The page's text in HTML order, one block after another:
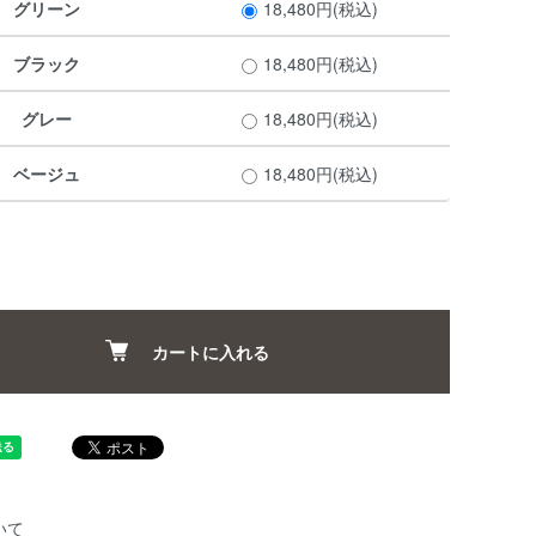
グリーン 18,480円(税込)
ブラック 18,480円(税込)
グレー 18,480円(税込)
ベージュ 18,480円(税込)
カートに入れる
て